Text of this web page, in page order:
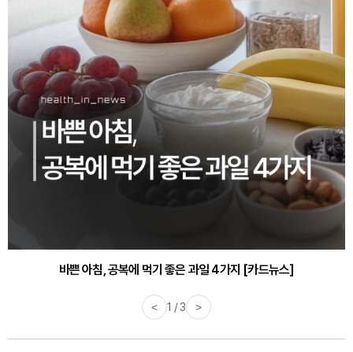
바쁜 아침, 공복에 먹기 좋은 과일 4가지 [카드뉴스]
< 1 / 3 >